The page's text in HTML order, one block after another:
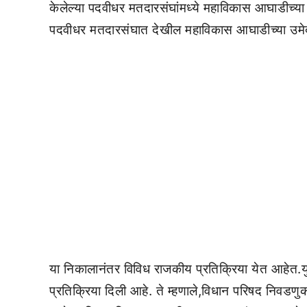
केलेल्या पदवीधर मतदारसंघांमध्ये महाविकास
पदवीधर मतदारसंघात देखील महाविकास आघाडीच्या
या निकालानंतर विविध राजकीय प्रतिक्रिया येत
प्रतिक्रिया दिली आहे. ते म्हणाले,विधान परिषद